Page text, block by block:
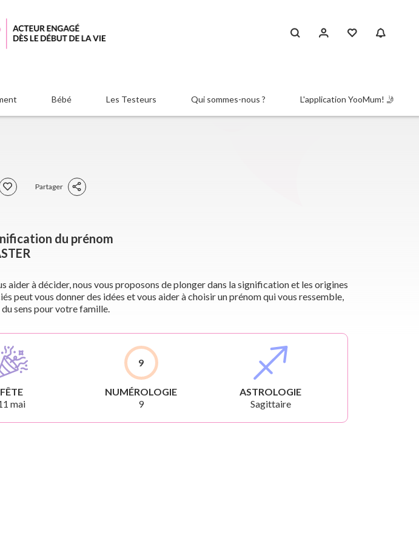
Bébé Les Testeurs Qui sommes-nous ? L'application YooMum! 🤳
Partager
du prénom
aider à décider, nous vous proposons de plonger dans la signification et les origines
peut vous donner des idées et vous aider à choisir un prénom qui vous ressemble,
sens pour votre famille.
FÊTE
mai
9
NUMÉROLOGIE
9
ASTROLOGIE
Sagittaire